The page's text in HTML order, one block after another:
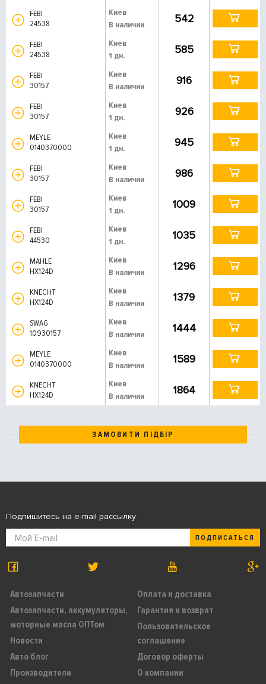
FEBI
24538
Киев
В наличии
542
FEBI
24538
Киев
1 дн.
585
FEBI
30157
Киев
В наличии
916
FEBI
30157
Киев
1 дн.
926
MEYLE
0140370000
Киев
1 дн.
945
FEBI
30157
Киев
В наличии
986
FEBI
30157
Киев
1 дн.
1009
FEBI
44530
Киев
1 дн.
1035
MAHLE
HX124D
Киев
В наличии
1296
KNECHT
HX124D
Киев
В наличии
1379
SWAG
10930157
Киев
В наличии
1444
MEYLE
0140370000
Киев
В наличии
1589
KNECHT
HX124D
Киев
В наличии
1864
ЗАМОВИТИ ПІДБІР
Автозапчасти
Автозапчасти, аккумуляторы,
моторные масла ОПТом
Новости
Авто блог
Производители
Оплата и доставка
Гарантия и возврат
Пользовательское
соглашение
Договор оферты
О компании
Подпишитесь на e-mail рассылку
ПОДПИСАТЬСЯ